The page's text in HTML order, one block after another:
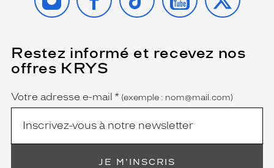
Restez informé et recevez nos
offres KRYS
Name
Votre adresse e-mail *
(Ce
champ
est
obligatoire)
(exemple : nom@mail.com)
JE M'INSCRIS